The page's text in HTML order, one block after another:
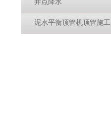
井点降水
泥水平衡顶管机顶管施工